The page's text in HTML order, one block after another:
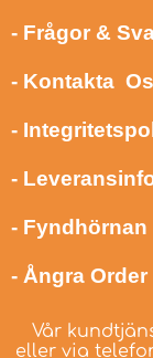
- Frågor &
- Kontakta
-
-
- Fyndhörnan
- Ångra Order
Vår
eller via